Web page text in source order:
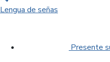
Lengua de señas
Presente